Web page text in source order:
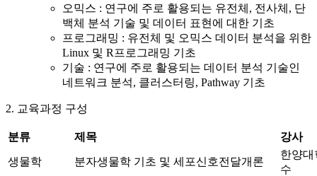
오믹스 : 연구에 주로 활용되는 유전체, 전사체, 단
백체 분석 기술 및 데이터 표현에 대한 기초
프로그래밍 : 유전체 및 오믹스 데이터 분석을 위한
Linux 및 R프로그래밍 기초
기술 : 연구에 주로 활용되는 데이터 분석 기술인
네트워크 분석, 클러스터링, Pathway 기초
2. 교육과정 구성
분류 제목 강사
생물학 분자생물학 기초 및 세포신호전달개론
한양대
수